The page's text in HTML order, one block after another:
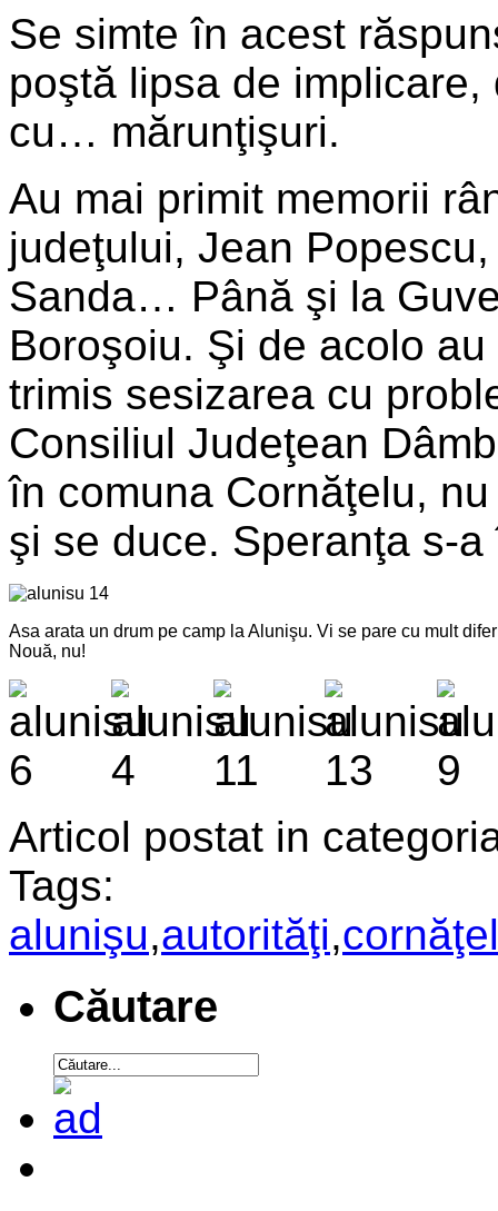
Se simte în acest
poştă lipsa de
cu… mărunţişuri.
Au mai primit memorii
judeţului, Jean
Sanda… Până şi la
Boroşoiu. Şi de acolo
trimis sesizarea cu
Consiliul Judeţean
în comuna Cornăţelu,
şi se duce. Speranţa s-
Asa arata un drum pe camp la Alunişu. Vi se pare cu mult
Nouă, nu!
Articol postat in
Tags:
alunişu,autorităţi,
Căutare